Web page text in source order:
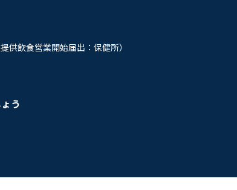
供飲食営業開始届出：保健所）
う